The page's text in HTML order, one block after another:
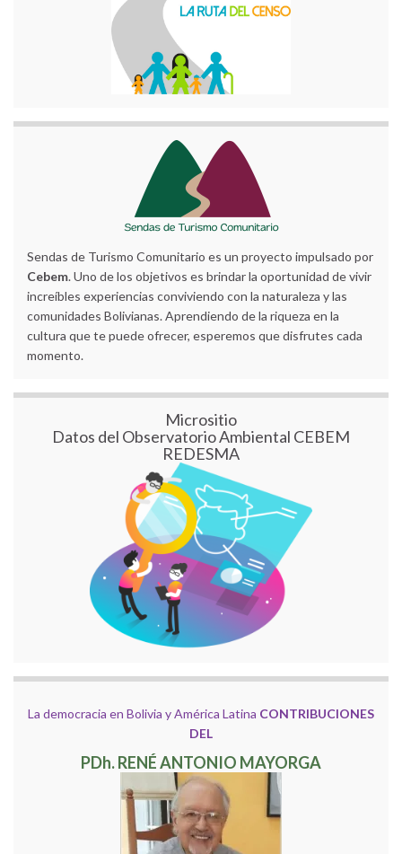
Sendas de Turismo Comunitario es un proyecto impulsado por
Cebem. Uno de los objetivos es brindar la oportunidad de vivir
increíbles experiencias conviviendo con la naturaleza y las
comunidades Bolivianas. Aprendiendo de la riqueza en la
cultura que te puede ofrecer, esperemos que disfrutes cada
momento.
Micrositio
Datos del Observatorio Ambiental CEBEM
REDESMA
La democracia en Bolivia y América Latina CONTRIBUCIONES
DEL
PDh. RENÉ ANTONIO MAYORGA